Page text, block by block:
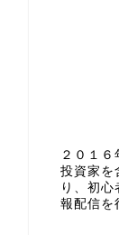
２０１
投資家を
り、初
報配信を